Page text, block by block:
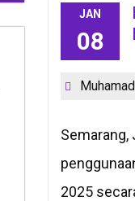
JAN
08
Semarang,
2025